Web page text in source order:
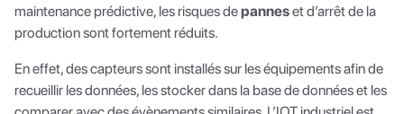
maintenance prédictive, les risques depanneset d’arrêt de la
production sont fortement réduits.
En effet, des capteurs sont installés sur les équipements afin de
recueillir les données, les stocker dans la base de données et les